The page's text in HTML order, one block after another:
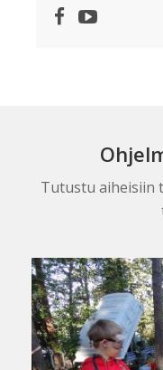
Facebook
YouTube
Tutustu aiheisiin